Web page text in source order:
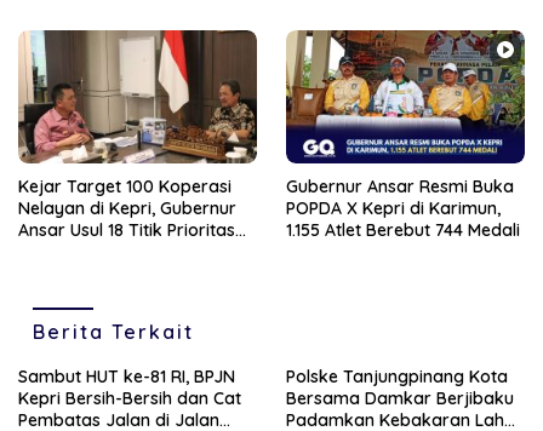
Kejar Target 100 Koperasi
Nelayan di Kepri, Gubernur
Ansar Usul 18 Titik Prioritas
Gubernur Ansar Resmi Buka
POPDA X Kepri di Karimun,
1.155 Atlet Berebut 744 Medali
Berita Terkait
Sambut HUT ke-81 RI, BPJN
Kepri Bersih-Bersih dan Cat
Pembatas Jalan di Jalan
Polske Tanjungpinang Kota
Bersama Damkar Berjibaku
Padamkan Kebakaran Lahan